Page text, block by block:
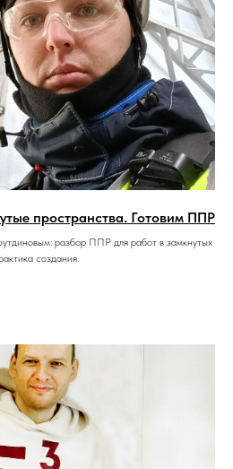
пространства. Готовим ППР
разбор ППР для работ в замкнутых
создания.